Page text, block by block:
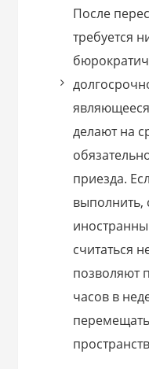
После
требуется
делают на
приезда.
выполнить,
считаться
позволяют
часов в